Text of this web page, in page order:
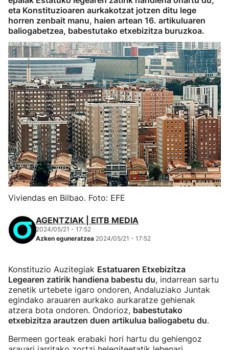
eta Konstituzioaren aurkakotzat jotzen ditu lege
horren zenbait manu, haien artean 16. artikuluaren
baliogabetzea, babestutako etxebizitza buruzkoa.
Viviendas en Bilbao. Foto: EFE
AGENTZIAK | EITB MEDIA
2024/05/21 - 17:52
Azken eguneratzea 2024/05/21 - 17:52
Konstituzio Auzitegiak Estatuaren Etxebizitza
Legearen zatirik handiena babestu du, indarrean sartu
zenetik urtebete igaro ondoren, Andaluziako Juntak
egindako arauaren aurkako aurkaratze gehienak
atzera bota ondoren. Ondorioz, babestutako
etxebizitza arautzen duen artikulua baliogabetu du.
Bermeen gorteak erabaki hori hartu du gehiengoz